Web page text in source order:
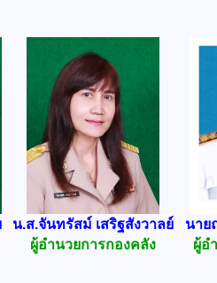
น.ส.จันทรัสม์ เสริฐสังวาลย์
ผู้อำนวยการกองคลัง
นาย
ผู้อ